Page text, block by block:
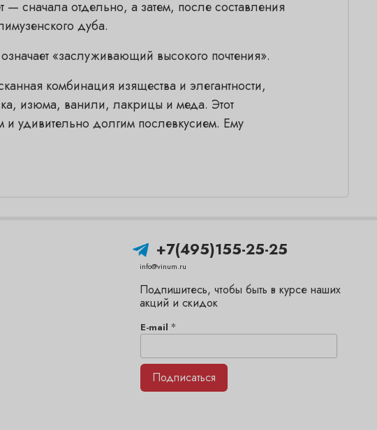
сначала отдельно, а затем, после составления
дуба.
«заслуживающий высокого почтения».
комбинация изящества и элегантности,
изюма, ванили, лакрицы и меда. Этот
удивительно долгим послевкусием. Ему
+7(495)155-25-25
info@vinum.ru
Подпишитесь, чтобы быть в курсе наших
акций и скидок
E-mail *
Подписаться